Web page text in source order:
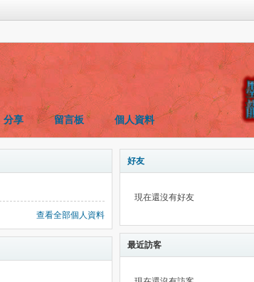
分享 留言板 個人資料
查看全部個人資料
好友
現在還沒有好友
最近訪客